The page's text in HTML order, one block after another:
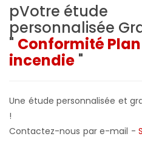
pVotre étude
personnalisée
" Conformité
incendie "
Une étude personnalisée et
!
Contactez-nous par e-mail -